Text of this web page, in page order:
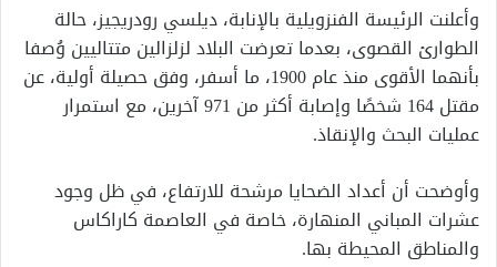
وأعلنت الرئيسة الفنزويلية بالإنابة، ديلسي رودريجيز، حالة
الطوارئ القصوى، بعدما تعرضت البلاد لزلزالين متتاليين وُصفا
بأنهما الأقوى منذ عام 1900، ما أسفر، وفق حصيلة أولية، عن
مقتل 164 شخصًا وإصابة أكثر من 971 آخرين، مع استمرار
عمليات البحث والإنقاذ.
وأوضحت أن أعداد الضحايا مرشحة للارتفاع، في ظل وجود
عشرات المباني المنهارة، خاصة في العاصمة كاراكاس
والمناطق المحيطة بها.